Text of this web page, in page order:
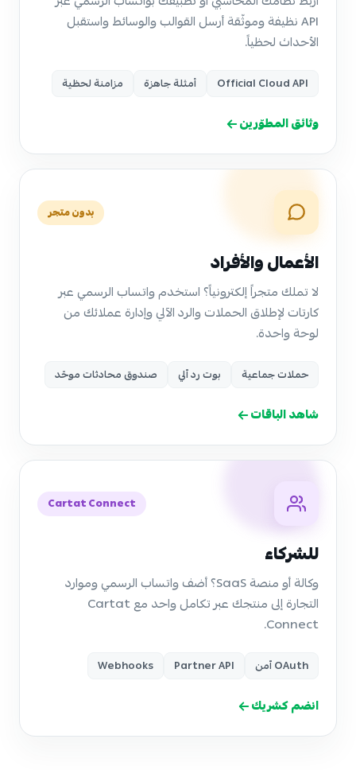
API نظيفة وموثّقة أرسل القوالب والوسائط واستقبل
الأحداث لحظياً.
Official Cloud API أمثلة جاهزة مزامنة لحظية
وثائق المطوّرين
بدون متجر
الأعمال والأفراد
لا تملك متجراً إلكترونياً؟ استخدم واتساب الرسمي عبر
كارتات لإطلاق الحملات والرد الآلي وإدارة عملائك من
لوحة واحدة.
حملات جماعية بوت رد آلي صندوق محادثات موحّد
شاهد الباقات
Cartat Connect
للشركاء
وكالة أو منصة SaaS؟ أضف واتساب الرسمي وموارد
التجارة إلى منتجك عبر تكامل واحد مع Cartat
Connect.
OAuth آمن Partner API
Webhooks
انضم كشريك